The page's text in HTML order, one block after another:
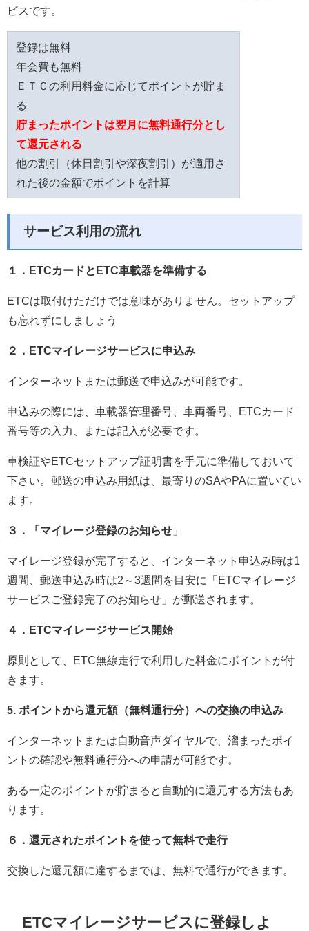
ビスです。
登録は無料
年会費も無料
ＥＴＣの利用料金に応じてポイントが貯ま
る
貯まったポイントは翌月に無料通行分とし
て還元される
他の割引（休日割引や深夜割引）が適用さ
れた後の金額でポイントを計算
サービス利用の流れ
１．ETCカードとETC車載器を準備する
ETCは取付けただけでは意味がありません。セットアップ
も忘れずにしましょう
２．ETCマイレージサービスに申込み
インターネットまたは郵送で申込みが可能です。
申込みの際には、車載器管理番号、車両番号、ETCカード
番号等の入力、または記入が必要です。
車検証やETCセットアップ証明書を手元に準備しておいて
下さい。 郵送の申込み用紙は、最寄りのSAやPAに置いてい
ます。
３．「マイレージ登録のお知らせ 」
マイレージ登録が完了すると、インターネット申込み時は1
週間、郵送申込み時は2～3週間を目安に「ETCマイレージ
サービスご登録完了のお知らせ」が郵送されます。
４．ETCマイレージサービス開始
原則として、ETC無線走行で利用した料金にポイントが付
きます。
5. ポイントから還元額（無料通行分）への交換の申込み
インターネットまたは自動音声ダイヤルで、溜まったポイ
ントの確認や無料通行分への申請が可能です。
ある一定のポイントが貯まると自動的に還元する方法もあ
ります。
６．還元されたポイントを使って無料で走行
交換した還元額に達するまでは、無料で通行ができます。
ETCマイレージサービスに登録しよ